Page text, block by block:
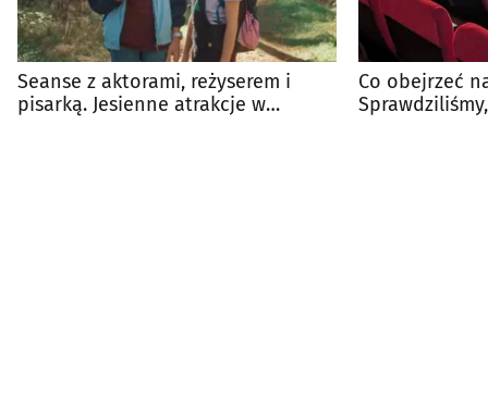
Seanse z aktorami, reżyserem i
pisarką. Jesienne atrakcje w
Co obejrzeć